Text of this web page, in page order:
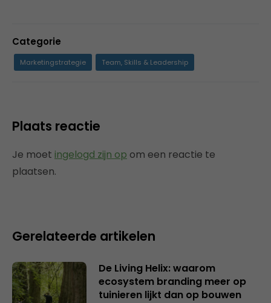
Categorie
Marketingstrategie Team, Skills & Leadership
Plaats reactie
Je moet ingelogd zijn op om een reactie te
plaatsen.
Gerelateerde artikelen
De Living Helix: waarom
ecosystem branding meer op
tuinieren lijkt dan op bouwen